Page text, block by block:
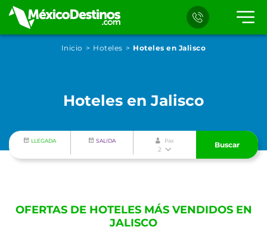
Inicio Hoteles Hoteles en Jalisco
Hoteles en Jalisco
LLEGADA SALIDA Pax
2
Buscar
OFERTAS DE HOTELES MÁS VENDIDOS EN
JALISCO